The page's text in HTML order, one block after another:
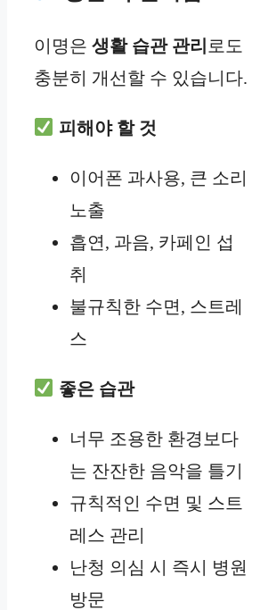
이명은 생활 습관 관리 로도
충분히 개선할 수 있습니다.
피해야 할 것
이어폰 과사용, 큰 소리
노출
흡연, 과음, 카페인 섭
취
불규칙한 수면, 스트레
스
좋은 습관
너무 조용한 환경보다
는 잔잔한 음악을 틀기
규칙적인 수면 및 스트
레스 관리
난청 의심 시 즉시 병원
방문